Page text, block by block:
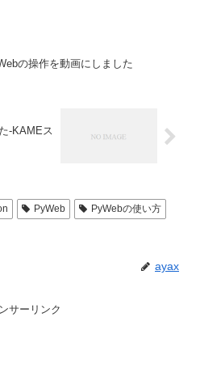
の操作を動画にしました
-KAMEス
PyWeb
PyWebの使い方
ayax
サーリンク